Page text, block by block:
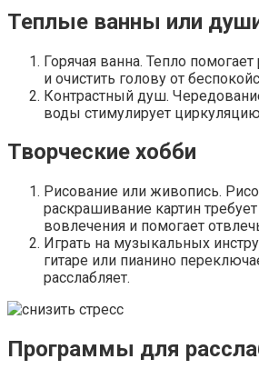
Теплые ванны или
Горячая ванна. Тепло
и очистить голову от
Контрастный душ.
воды стимулирует
Творческие хобби
Рисование или живопись.
раскрашивание картин
вовлечения и помогает
Играть на музыкальных
гитаре или пианино
расслабляет.
Программы для